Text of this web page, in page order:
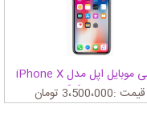
گوشی موبایل اپل مدل iPhone X
ظرفیت 256 گیگابایت
قیمت :3،500،000 تومان